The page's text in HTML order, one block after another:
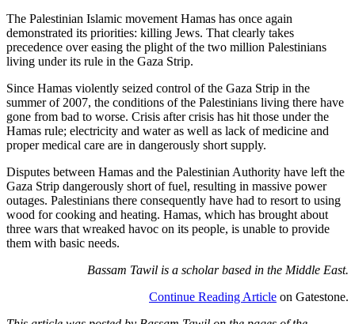
The Palestinian Islamic movement Hamas has once again
demonstrated its priorities: killing Jews. That clearly takes
precedence over easing the plight of the two million Palestinians
living under its rule in the Gaza Strip.
Since Hamas violently seized control of the Gaza Strip in the
summer of 2007, the conditions of the Palestinians living there have
gone from bad to worse. Crisis after crisis has hit those under the
Hamas rule; electricity and water as well as lack of medicine and
proper medical care are in dangerously short supply.
Disputes between Hamas and the Palestinian Authority have left the
Gaza Strip dangerously short of fuel, resulting in massive power
outages. Palestinians there consequently have had to resort to using
wood for cooking and heating. Hamas, which has brought about
three wars that wreaked havoc on its people, is unable to provide
them with basic needs.
Bassam Tawil is a scholar based in the Middle East.
Continue Reading Article on Gatestone.